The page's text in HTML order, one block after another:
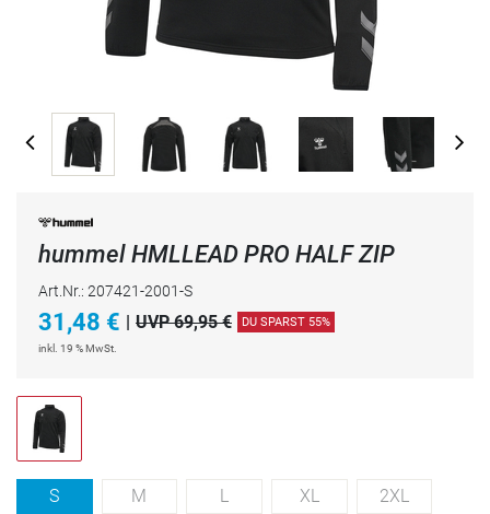
hummel HMLLEAD PRO HALF ZIP
Art.Nr.: 207421-2001-S
31,48 € | UVP 69,95 € DU SPARST 55%
inkl. 19 % MwSt.
S M L XL 2XL